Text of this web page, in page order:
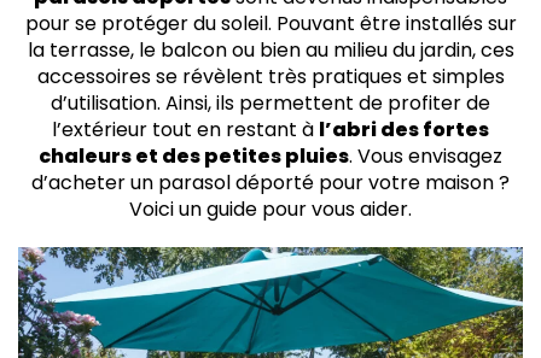
pour se protéger du soleil. Pouvant être installés sur
la terrasse, le balcon ou bien au milieu du jardin, ces
accessoires se révèlent très pratiques et simples
d’utilisation. Ainsi, ils permettent de profiter de
l’extérieur tout en restant à l’abri des fortes
chaleurs et des petites pluies. Vous envisagez
d’acheter un parasol déporté pour votre maison ?
Voici un guide pour vous aider.